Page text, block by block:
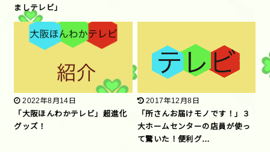
ましテレビ」
2022年8月14日
「大阪ほんわかテレビ」超進化
グッズ！
2017年12月8日
「所さんお届けモノです！」３
大ホームセンターの店員が使っ
て驚いた！便利グ…